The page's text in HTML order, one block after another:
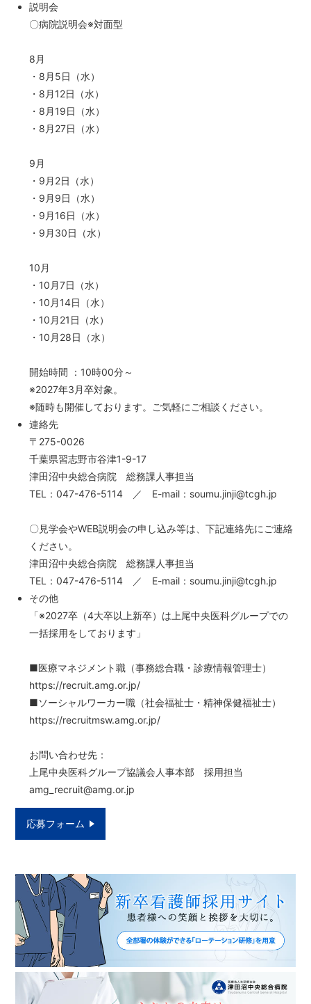
説明会
〇病院説明会※対面型
8月
・8月5日（水）
・8月12日（水）
・8月19日（水）
・8月27日（水）
9月
・9月2日（水）
・9月9日（水）
・9月16日（水）
・9月30日（水）
10月
・10月7日（水）
・10月14日（水）
・10月21日（水）
・10月28日（水）
開始時間 ：10時00分～
※2027年3月卒対象。
※随時も開催しております。ご気軽にご相談ください。
連絡先
〒275-0026
千葉県習志野市谷津1-9-17
津田沼中央総合病院 総務課人事担当
TEL：047-476-5114 ／ E-mail：soumu.jinji@tcgh.jp
〇見学会やWEB説明会の申し込み等は、下記連絡先にご連絡
ください。
津田沼中央総合病院 総務課人事担当
TEL：047-476-5114 ／ E-mail：soumu.jinji@tcgh.jp
その他
「※2027卒（4大卒以上新卒）は上尾中央医科グループでの
一括採用をしております」
■医療マネジメント職（事務総合職・診療情報管理士）
https://recruit.amg.or.jp/
■ソーシャルワーカー職（社会福祉士・精神保健福祉士）
https://recruitmsw.amg.or.jp/
お問い合わせ先：
上尾中央医科グループ協議会人事本部 採用担当
amg_recruit@amg.or.jp
応募フォーム